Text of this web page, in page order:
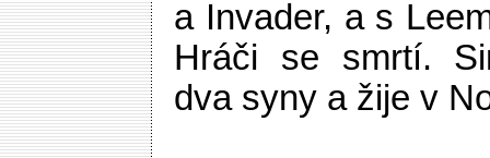
a Invader, a s
Hráči se smrtí.
dva syny a žije v